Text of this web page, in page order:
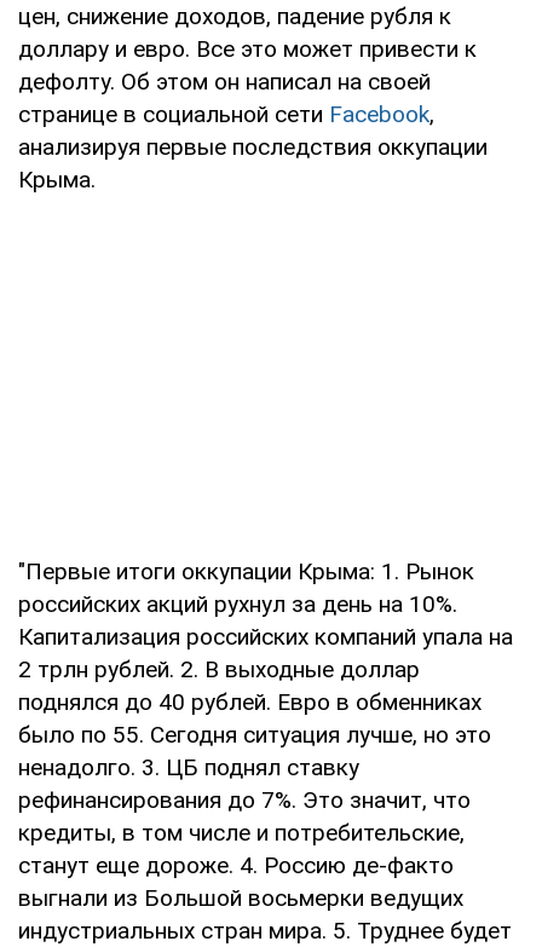
цен, снижение доходов, падение рубля к
доллару и евро. Все это может привести к
дефолту. Об этом он написал на своей
странице в социальной сети Facebook,
анализируя первые последствия оккупации
Крыма.
"Первые итоги оккупации Крыма: 1. Рынок
российских акций рухнул за день на 10%.
Капитализация российских компаний упала на
2 трлн рублей. 2. В выходные доллар
поднялся до 40 рублей. Евро в обменниках
было по 55. Сегодня ситуация лучше, но это
ненадолго. 3. ЦБ поднял ставку
рефинансирования до 7%. Это значит, что
кредиты, в том числе и потребительские,
станут еще дороже. 4. Россию де-факто
выгнали из Большой восьмерки ведущих
индустриальных стран мира. 5. Труднее будет